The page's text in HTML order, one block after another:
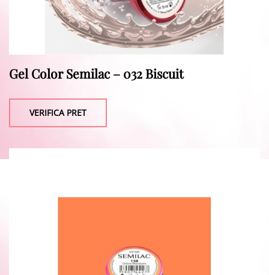
Gel Color Semilac – 032 Biscuit
VERIFICA PRET